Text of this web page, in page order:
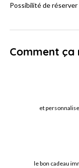
Possibilité de réserver
Comment ça
et
le bon cadeau